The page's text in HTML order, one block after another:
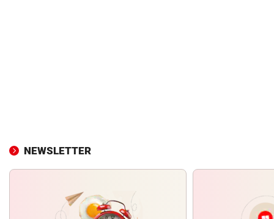
NEWSLETTER